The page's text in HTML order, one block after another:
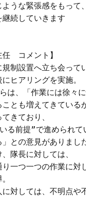
ような緊張感をもって
継続していきます
任　コメント】
制設置へ立ち会って
ヒアリングを実施。
は、「作業には徐々に
ことも増えてきている
きており、
る前提”で進められて
との意見がありまし
隊長に対しては、
り一つ一つの作業に対
に対しては、不明点や